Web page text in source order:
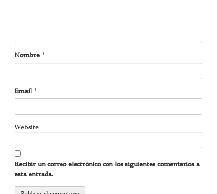
Nombre *
Email *
Website
Recibir un correo electrónico con los siguientes comentarios a
esta entrada.